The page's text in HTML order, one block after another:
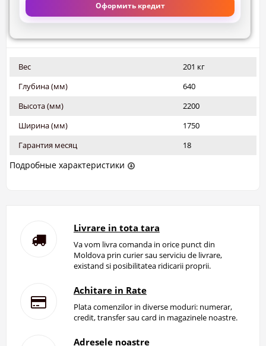
Оформить кредит
Вес
201 кг
Глубина (мм)
640
Высота (мм)
2200
Ширина (мм)
1750
Гарантия месяц
18
Подробные характеристики
Livrare in tota tara
Va vom livra comanda in orice punct din
Moldova prin curier sau serviciu de livrare,
existand si posibilitatea ridicarii proprii.
Achitare in Rate
Plata comenzilor in diverse moduri: numerar,
credit, transfer sau card in magazinele noastre.
Adresele noastre